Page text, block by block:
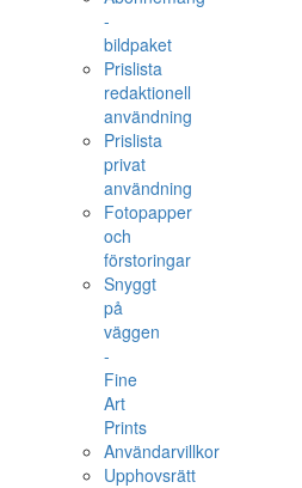
-
bildpaket
Prislista
redaktionell
användning
Prislista
privat
användning
Fotopapper
och
förstoringar
Snyggt
på
väggen
-
Fine
Art
Prints
Användarvillkor
Upphovsrätt